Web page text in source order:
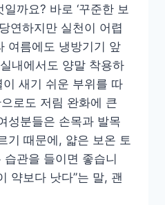
까요? 바로 ‘꾸준한 보
연하지만 실천이 어렵
여름에도 냉방기기 앞
내에서도 양말 착용하
이 새기 쉬운 부위를 따
로도 저림 완화에 큰
성분들은 손목과 발목
기 때문에, 얇은 보온 토
관을 들이면 좋습니
약보다 낫다”는 말, 괜